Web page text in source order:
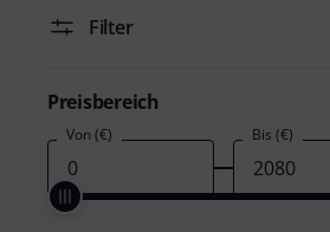
Filter
Preisbereich
Von (€) Bis (€)